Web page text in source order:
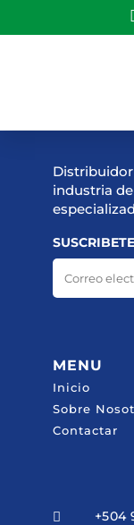
industria
MENU
Inicio
Sobre
Contactar
 +504